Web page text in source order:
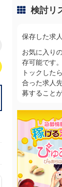
検討リ
保存した求
お気に入り
存可能です
トックした
合った求人
募すること